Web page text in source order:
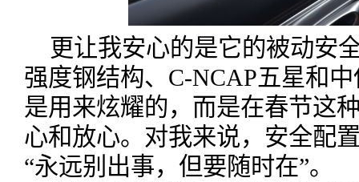
更让我安心的是它的被动安
强度钢结构、C-NCAP五星和
是用来炫耀的，而是在春节这
心和放心。对我来说，安全配
“永远别出事，但要随时在”。